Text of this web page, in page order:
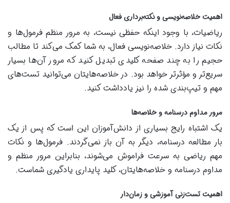
اهمیت خلاصه‌نویسی و نکته‌برداری فعال
ریاضیات، با وجود اینکه حفظی نیست، به مرور منظم فرمول‌ها و
نکات نیاز دارد. خلاصه‌نویسی فعال، به شما کمک می‌کند تا مطالب
حجیم را به چند صفحه کلیدی تبدیل کنید که مرور آن‌ها بسیار
سریع‌تر و مؤثرتر خواهد بود. در خلاصه‌هایتان می‌توانید تست‌های
مهم و تیپ‌بندی شده را نیز یادداشت کنید.
مرور مداوم درسنامه و خلاصه‌ها
یک اشتباه رایج بسیاری از دانش‌آموزان این است که پس از یک
بار مطالعه درسنامه، دیگر به آن باز نمی‌گردند. فرمول‌ها و نکات
مهم ریاضی به سرعت فراموش می‌شوند، بنابراین مرور منظم و
مداوم درسنامه و خلاصه‌هایتان، کلید پایداری یادگیری شماست.
اهمیت تست‌زنی آموزشی و زمان‌دار